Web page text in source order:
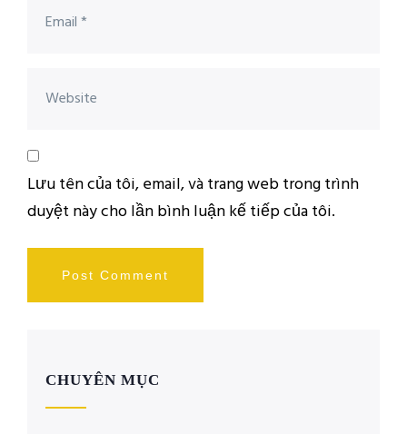
Lưu tên của tôi, email, và trang web trong trình
duyệt này cho lần bình luận kế tiếp của tôi.
CHUYÊN MỤC